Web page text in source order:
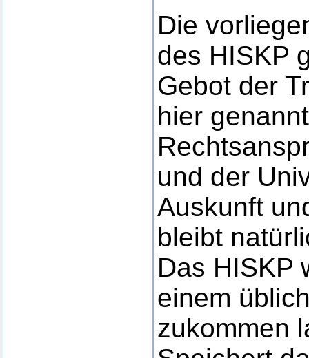
Die
des HISKP
Gebot der
hier
und der
Auskunft
bleibt
Das HISKP
einem
zukommen